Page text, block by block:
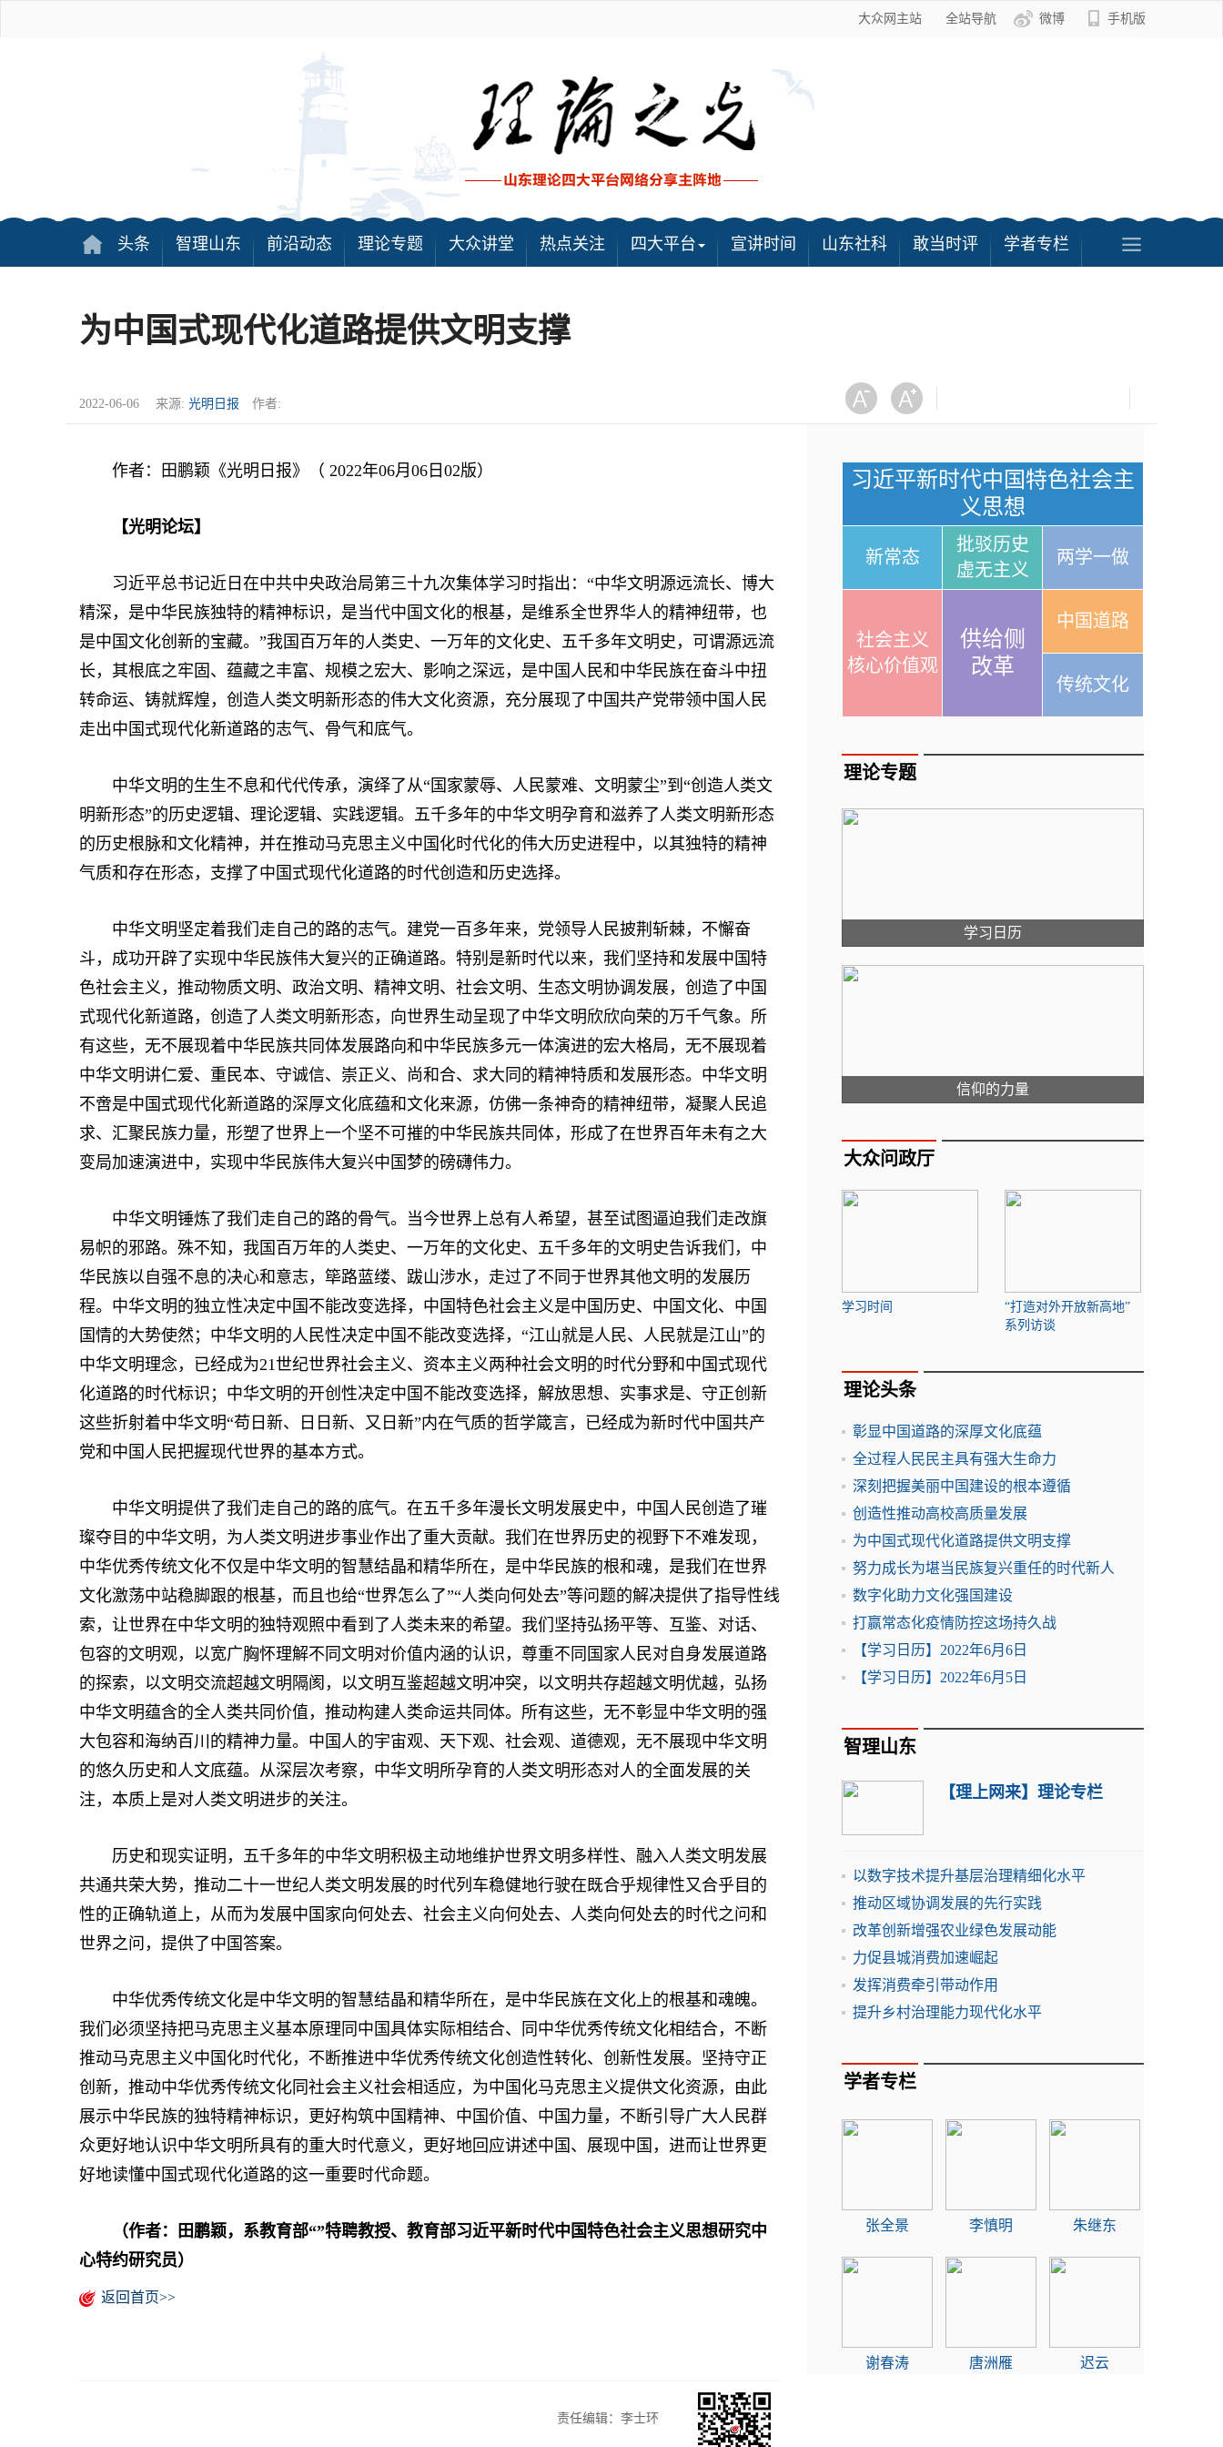
大众网主站 全站导航 微博 手机版
头条 智理山东 前沿动态 理论专题 大众讲堂 热点关注 四大平台 宣讲时间 山东社科 敢当时评 学者专栏
为中国式现代化道路提供文明支撑
2022-06-06 来源: 光明日报 作者:
作者：田鹏颖《光明日报》（ 2022年06月06日02版）
【光明论坛】
习近平总书记近日在中共中央政治局第三十九次集体学习时指出：“中华文明源远流长、博大
精深，是中华民族独特的精神标识，是当代中国文化的根基，是维系全世界华人的精神纽带，也
是中国文化创新的宝藏。”我国百万年的人类史、一万年的文化史、五千多年文明史，可谓源远流
长，其根底之牢固、蕴藏之丰富、规模之宏大、影响之深远，是中国人民和中华民族在奋斗中扭
转命运、铸就辉煌，创造人类文明新形态的伟大文化资源，充分展现了中国共产党带领中国人民
走出中国式现代化新道路的志气、骨气和底气。
中华文明的生生不息和代代传承，演绎了从“国家蒙辱、人民蒙难、文明蒙尘”到“创造人类文
明新形态”的历史逻辑、理论逻辑、实践逻辑。五千多年的中华文明孕育和滋养了人类文明新形态
的历史根脉和文化精神，并在推动马克思主义中国化时代化的伟大历史进程中，以其独特的精神
气质和存在形态，支撑了中国式现代化道路的时代创造和历史选择。
中华文明坚定着我们走自己的路的志气。建党一百多年来，党领导人民披荆斩棘，不懈奋
斗，成功开辟了实现中华民族伟大复兴的正确道路。特别是新时代以来，我们坚持和发展中国特
色社会主义，推动物质文明、政治文明、精神文明、社会文明、生态文明协调发展，创造了中国
式现代化新道路，创造了人类文明新形态，向世界生动呈现了中华文明欣欣向荣的万千气象。所
有这些，无不展现着中华民族共同体发展路向和中华民族多元一体演进的宏大格局，无不展现着
中华文明讲仁爱、重民本、守诚信、崇正义、尚和合、求大同的精神特质和发展形态。中华文明
不啻是中国式现代化新道路的深厚文化底蕴和文化来源，仿佛一条神奇的精神纽带，凝聚人民追
求、汇聚民族力量，形塑了世界上一个坚不可摧的中华民族共同体，形成了在世界百年未有之大
变局加速演进中，实现中华民族伟大复兴中国梦的磅礴伟力。
中华文明锤炼了我们走自己的路的骨气。当今世界上总有人希望，甚至试图逼迫我们走改旗
易帜的邪路。殊不知，我国百万年的人类史、一万年的文化史、五千多年的文明史告诉我们，中
华民族以自强不息的决心和意志，筚路蓝缕、跋山涉水，走过了不同于世界其他文明的发展历
程。中华文明的独立性决定中国不能改变选择，中国特色社会主义是中国历史、中国文化、中国
国情的大势使然；中华文明的人民性决定中国不能改变选择，“江山就是人民、人民就是江山”的
中华文明理念，已经成为21世纪世界社会主义、资本主义两种社会文明的时代分野和中国式现代
化道路的时代标识；中华文明的开创性决定中国不能改变选择，解放思想、实事求是、守正创新
这些折射着中华文明“苟日新、日日新、又日新”内在气质的哲学箴言，已经成为新时代中国共产
党和中国人民把握现代世界的基本方式。
中华文明提供了我们走自己的路的底气。在五千多年漫长文明发展史中，中国人民创造了璀
璨夺目的中华文明，为人类文明进步事业作出了重大贡献。我们在世界历史的视野下不难发现，
中华优秀传统文化不仅是中华文明的智慧结晶和精华所在，是中华民族的根和魂，是我们在世界
文化激荡中站稳脚跟的根基，而且也给“世界怎么了”“人类向何处去”等问题的解决提供了指导性线
索，让世界在中华文明的独特观照中看到了人类未来的希望。我们坚持弘扬平等、互鉴、对话、
包容的文明观，以宽广胸怀理解不同文明对价值内涵的认识，尊重不同国家人民对自身发展道路
的探索，以文明交流超越文明隔阂，以文明互鉴超越文明冲突，以文明共存超越文明优越，弘扬
中华文明蕴含的全人类共同价值，推动构建人类命运共同体。所有这些，无不彰显中华文明的强
大包容和海纳百川的精神力量。中国人的宇宙观、天下观、社会观、道德观，无不展现中华文明
的悠久历史和人文底蕴。从深层次考察，中华文明所孕育的人类文明形态对人的全面发展的关
注，本质上是对人类文明进步的关注。
历史和现实证明，五千多年的中华文明积极主动地维护世界文明多样性、融入人类文明发展
共通共荣大势，推动二十一世纪人类文明发展的时代列车稳健地行驶在既合乎规律性又合乎目的
性的正确轨道上，从而为发展中国家向何处去、社会主义向何处去、人类向何处去的时代之问和
世界之问，提供了中国答案。
中华优秀传统文化是中华文明的智慧结晶和精华所在，是中华民族在文化上的根基和魂魄。
我们必须坚持把马克思主义基本原理同中国具体实际相结合、同中华优秀传统文化相结合，不断
推动马克思主义中国化时代化，不断推进中华优秀传统文化创造性转化、创新性发展。坚持守正
创新，推动中华优秀传统文化同社会主义社会相适应，为中国化马克思主义提供文化资源，由此
展示中华民族的独特精神标识，更好构筑中国精神、中国价值、中国力量，不断引导广大人民群
众更好地认识中华文明所具有的重大时代意义，更好地回应讲述中国、展现中国，进而让世界更
好地读懂中国式现代化道路的这一重要时代命题。
（作者：田鹏颖，系教育部“”特聘教授、教育部习近平新时代中国特色社会主义思想研究中
心特约研究员）
返回首页>>
责任编辑：李士环
习近平新时代中国特色社会主
义思想
新常态
批驳历史
虚无主义
两学一做
社会主义
核心价值观
供给侧
改革
中国道路
传统文化
理论专题
学习日历
信仰的力量
大众问政厅
学习时间
“打造对外开放新高地”
系列访谈
理论头条
彰显中国道路的深厚文化底蕴
全过程人民民主具有强大生命力
深刻把握美丽中国建设的根本遵循
创造性推动高校高质量发展
为中国式现代化道路提供文明支撑
努力成长为堪当民族复兴重任的时代新人
数字化助力文化强国建设
打赢常态化疫情防控这场持久战
【学习日历】2022年6月6日
【学习日历】2022年6月5日
智理山东
【理上网来】理论专栏
以数字技术提升基层治理精细化水平
推动区域协调发展的先行实践
改革创新增强农业绿色发展动能
力促县城消费加速崛起
发挥消费牵引带动作用
提升乡村治理能力现代化水平
学者专栏
张全景 李慎明 朱继东
谢春涛 唐洲雁 迟云